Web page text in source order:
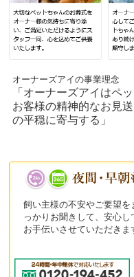
オーナーズアイの事業理念
「オーナーズアイはペ
お客様の精神的なお見
の平穏に寄与する」
飼い主様の不安やご要望
っかりお聞きして、安心
お手伝いさせていただきま